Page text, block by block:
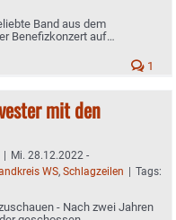
Band aus dem
Benefizkonzert auf
1
mit den
| Mi. 28.12.2022 -
WS, Schlagzeilen | Tags:
- Nach zwei Jahren